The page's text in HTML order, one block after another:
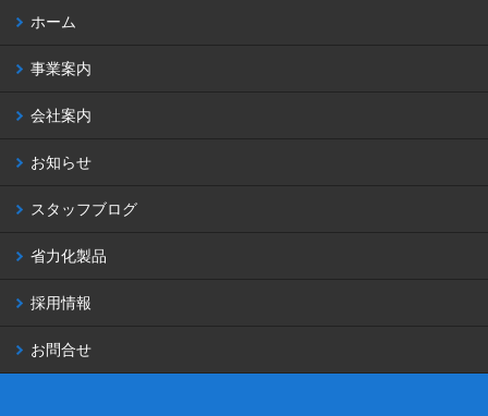
ホーム
事業案内
会社案内
お知らせ
スタッフブログ
省力化製品
採用情報
お問合せ